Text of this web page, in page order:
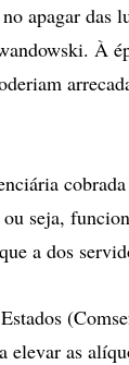
apagar das
À
seja,
a dos
elevar as